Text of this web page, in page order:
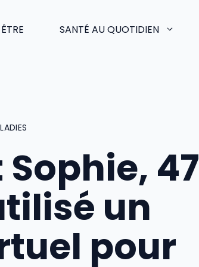
SANTÉ AU QUOTIDIEN
47
un
pour